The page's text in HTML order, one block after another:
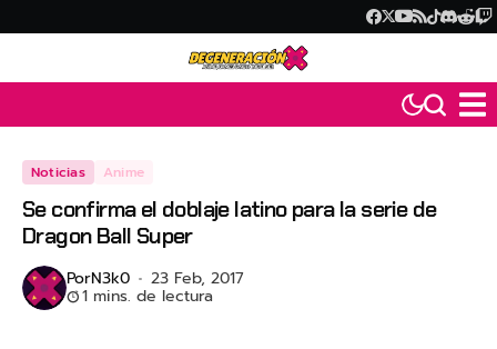
Noticias Anime
Se confirma el doblaje latino para la serie de
Dragon Ball Super
PorN3k0 23 Feb, 2017
1 mins. de lectura